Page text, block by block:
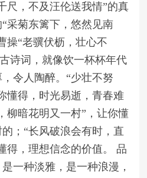
尺，不及汪伦送我情”的真
采菊东篱下，悠然见南
操“老骥伏枥，壮心不
诗词，就像饮一杯杯年代
令人陶醉。“少壮不努
懂得，时光易逝，青春难
柳暗花明又一村”，让你懂
；“长风破浪会有时，直
得，理想信念的价值。 品
一种淡雅，是一种浪漫，